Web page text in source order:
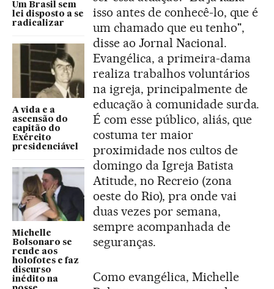
Um Brasil sem
lei disposto a se
radicalizar
A vida e a
ascensão do
capitão do
Exército
presidenciável
Michelle
Bolsonaro se
rende aos
holofotes e faz
discurso
inédito na
isso antes de conhecê-lo, que é
um chamado que eu tenho",
disse ao Jornal Nacional.
Evangélica, a primeira-dama
realiza trabalhos voluntários
na igreja, principalmente de
educação à comunidade surda.
É com esse público, aliás, que
costuma ter maior
proximidade nos cultos de
domingo da Igreja Batista
Atitude, no Recreio (zona
oeste do Rio), pra onde vai
duas vezes por semana,
sempre acompanhada de
seguranças.
Como evangélica, Michelle